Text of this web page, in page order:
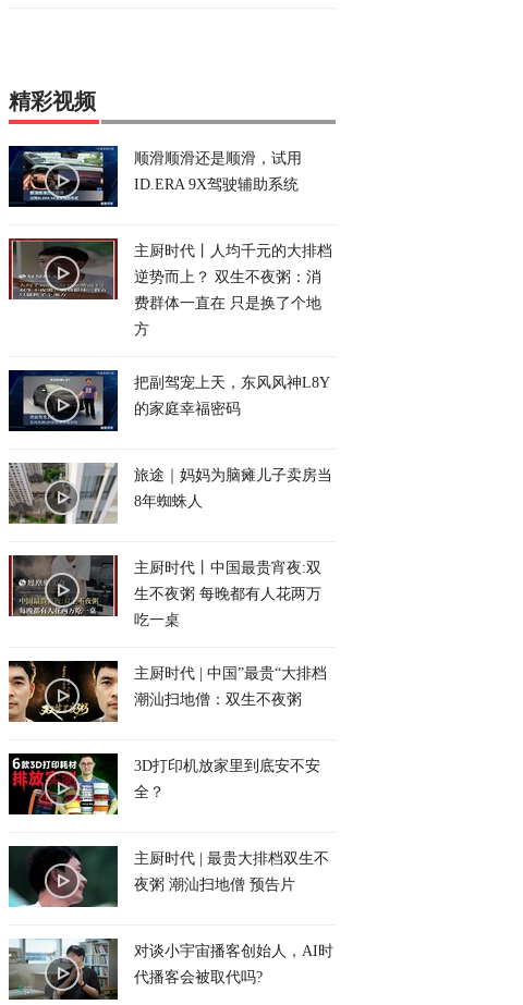
精彩视频
顺滑顺滑还是顺滑，试用
ID.ERA 9X驾驶辅助系统
主厨时代丨人均千元的大排档
逆势而上？ 双生不夜粥：消
费群体一直在 只是换了个地
方
把副驾宠上天，东风风神L8Y
的家庭幸福密码
旅途｜妈妈为脑瘫儿子卖房当
8年蜘蛛人
主厨时代丨中国最贵宵夜:双
生不夜粥 每晚都有人花两万
吃一桌
主厨时代 | 中国”最贵“大排档
潮汕扫地僧：双生不夜粥
3D打印机放家里到底安不安
全？
主厨时代 | 最贵大排档双生不
夜粥 潮汕扫地僧 预告片
对谈小宇宙播客创始人，AI时
代播客会被取代吗?